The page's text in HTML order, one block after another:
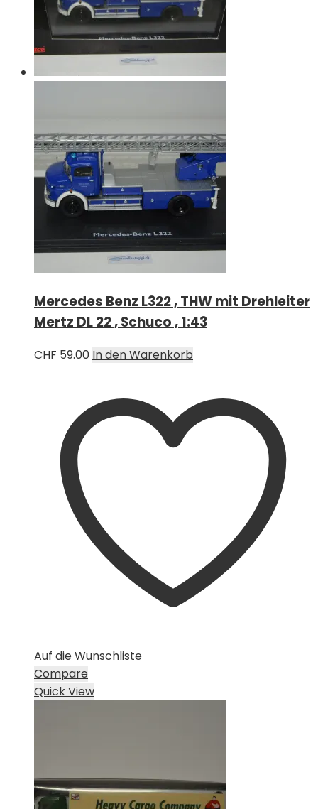
Mercedes Benz L322 , THW mit Drehleiter
Mertz DL 22 , Schuco , 1:43
CHF 59.00 In den Warenkorb
Auf die Wunschliste
Compare
Quick View